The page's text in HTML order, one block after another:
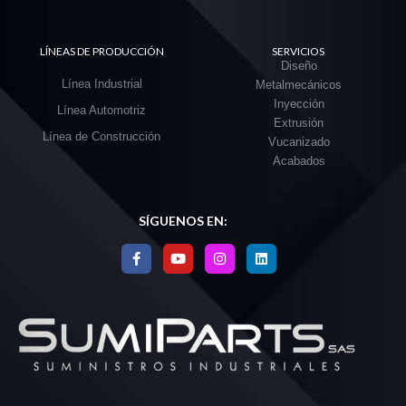
LÍNEAS DE PRODUCCIÓN
Línea Industrial
Línea Automotriz
Línea de Construcción
SERVICIOS
Diseño
Metalmecánicos
Inyección
Extrusión
Vucanizado
Acabados
SÍGUENOS EN: